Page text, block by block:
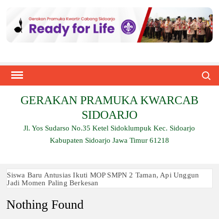
content
GERAKAN PRAMUKA KWARCAB
SIDOARJO
Jl. Yos Sudarso No.35 Ketel Sidoklumpuk Kec. Sidoarjo
Kabupaten Sidoarjo Jawa Timur 61218
Siswa Baru Antusias Ikuti MOP SMPN 2 Taman, Api Unggun
Jadi Momen Paling Berkesan
Berjalan 2 Kilometer hingga Taklukkan Beragam Ujian, Inilah
Nothing Found